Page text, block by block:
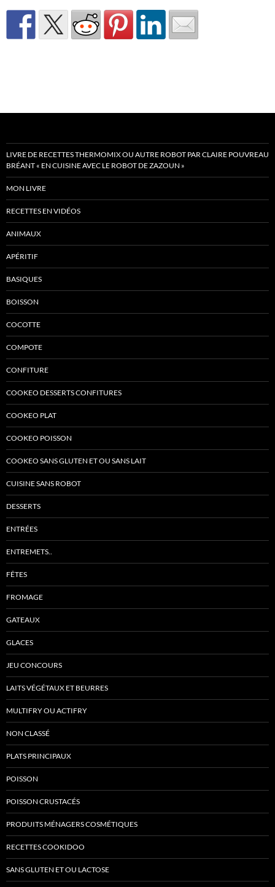
LIVRE DE RECETTES THERMOMIX OU AUTRE ROBOT PAR CLAIRE POUVREAU
BRÉANT « EN CUISINE AVEC LE ROBOT DE ZAZOUN »
MON LIVRE
RECETTES EN VIDÉOS
ANIMAUX
APÉRITIF
BASIQUES
BOISSON
COCOTTE
COMPOTE
CONFITURE
COOKEO DESSERTS CONFITURES
COOKEO PLAT
COOKEO POISSON
COOKEO SANS GLUTEN ET OU SANS LAIT
CUISINE SANS ROBOT
DESSERTS
ENTRÉES
ENTREMETS..
FÊTES
FROMAGE
GATEAUX
GLACES
JEU CONCOURS
LAITS VÉGÉTAUX ET BEURRES
MULTIFRY OU ACTIFRY
NON CLASSÉ
PLATS PRINCIPAUX
POISSON
POISSON CRUSTACÉS
PRODUITS MÉNAGERS COSMÉTIQUES
RECETTES COOKIDOO
SANS GLUTEN ET OU LACTOSE